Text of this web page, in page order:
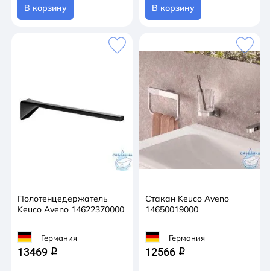
В корзину В корзину
Полотенцедержатель
Keuco Aveno 14622370000
Германия
13469 q
Стакан Keuco Aveno
14650019000
Германия
12566 q